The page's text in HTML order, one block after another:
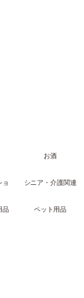
お酒
ョ
シニア・介護関連
品 ペット用品